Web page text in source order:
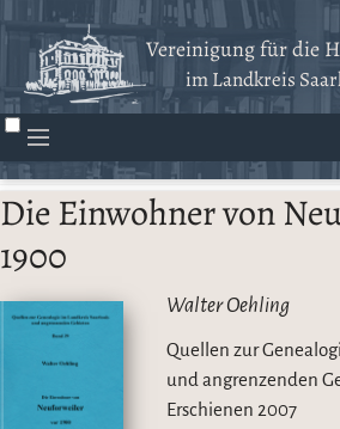
Vereinigung für die
im Landkreis
Die Einwohner von
1900
Walter Oehling
Quellen zur
und angrenzenden
Erschienen 2007